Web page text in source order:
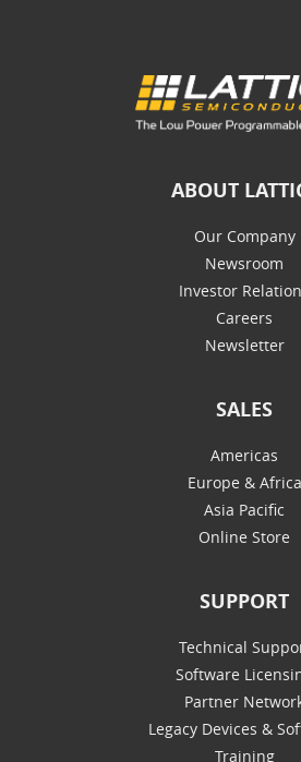
ABOUT
Our Company
Newsroom
Investor
Careers
Newsletter
SALES
Americas
Europe & Africa
Asia Pacific
Online Store
SUPPORT
Technical
Software
Partner
Legacy Devices &
Training